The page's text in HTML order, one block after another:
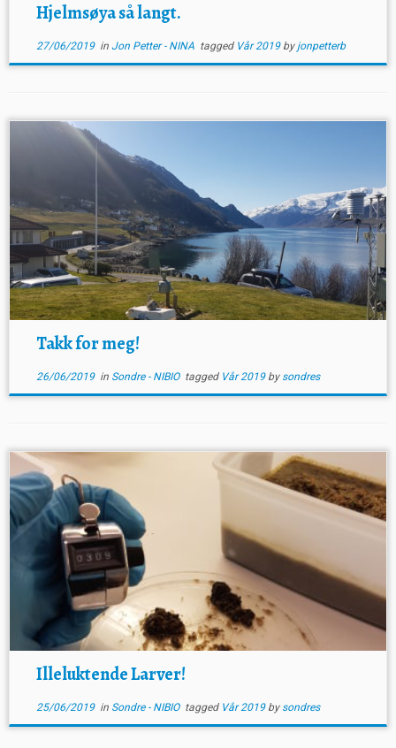
Hjelmsøya så langt.
27/06/2019in Jon Petter - NINA tagged Vår 2019 by jonpetterb
Takk for meg!
26/06/2019in Sondre - NIBIO tagged Vår 2019 by sondres
Illeluktende Larver!
25/06/2019in Sondre - NIBIO tagged Vår 2019 by sondres